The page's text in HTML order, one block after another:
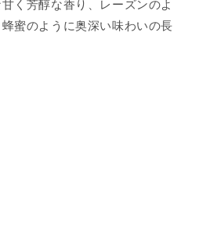
く芳醇な香り、レーズンのよ
蜜のように奥深い味わいの長